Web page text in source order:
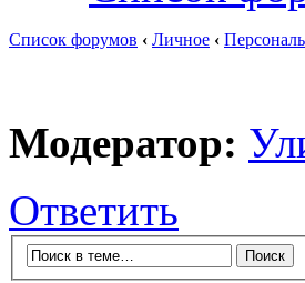
Список форумов ‹ Личное ‹
Модератор:
Ответить